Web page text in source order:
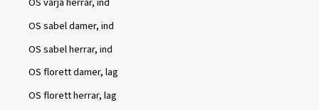
OS sabel damer, ind
OS sabel herrar, ind
OS florett damer, lag
OS florett herrar, lag